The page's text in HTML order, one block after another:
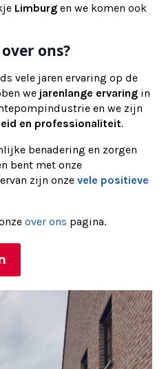
Limburg en we komen ook
ons?
vele jaren ervaring op de
we jarenlange ervaring in
en we zijn
en professionaliteit.
benadering en zorgen
bent met onze
zijn onze vele positieve
over ons pagina.